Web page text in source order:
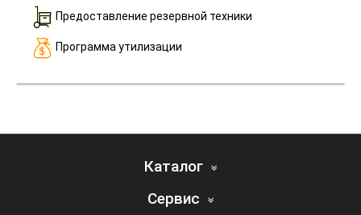
Предоставление резервной техники
Программа утилизации
Каталог
Сервис